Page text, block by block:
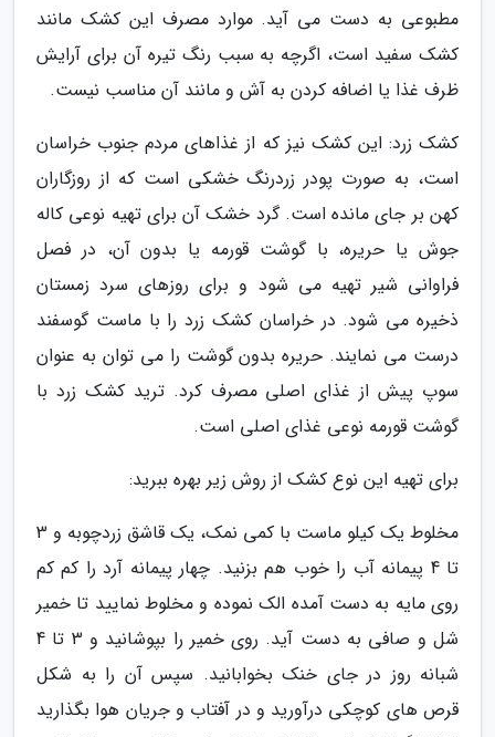
مطبوعی به دست می آید. موارد مصرف این کشک مانند
کشک سفید است، اگرچه به سبب رنگ تیره آن برای آرایش
ظرف غذا یا اضافه کردن به آش و مانند آن مناسب نیست.
کشک زرد: این کشک نیز که از غذاهای مردم جنوب خراسان
است، به صورت پودر زردرنگ خشکی است که از روزگاران
کهن بر جای مانده است. گرد خشک آن برای تهیه نوعی کاله
جوش یا حریره، با گوشت قورمه یا بدون آن، در فصل
فراوانی شیر تهیه می شود و برای روزهای سرد زمستان
ذخیره می شود. در خراسان کشک زرد را با ماست گوسفند
درست می نمایند. حریره بدون گوشت را می توان به عنوان
سوپ پیش از غذای اصلی مصرف کرد. ترید کشک زرد با
گوشت قورمه نوعی غذای اصلی است.
برای تهیه این نوع کشک از روش زیر بهره ببرید:
مخلوط یک کیلو ماست با کمی نمک، یک قاشق زردچوبه و 3
تا 4 پیمانه آب را خوب هم بزنید. چهار پیمانه آرد را کم کم
روی مایه به دست آمده الک نموده و مخلوط نمایید تا خمیر
شل و صافی به دست آید. روی خمیر را بپوشانید و 3 تا 4
شبانه روز در جای خنک بخوابانید. سپس آن را به شکل
قرص های کوچکی درآورید و در آفتاب و جریان هوا بگذارید